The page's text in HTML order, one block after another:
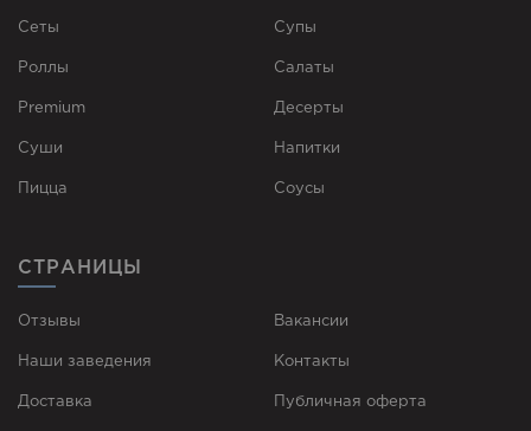
Сеты
Роллы
Premium
Суши
Пицца
Супы
Cалаты
Десерты
Напитки
Соусы
СТРАНИЦЫ
Отзывы
Наши заведения
Доставка
Вакансии
Контакты
Публичная оферта